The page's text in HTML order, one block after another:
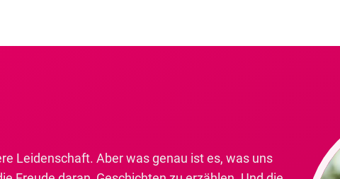
Leidenschaft. Aber was genau ist es, was uns